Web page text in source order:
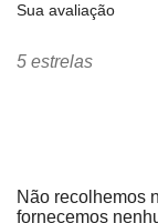
FATTO A MANO
FLA SPORTS
ILLUSYON
Sua avaliação
5 estrelas
Não recolhemos
fornecemos